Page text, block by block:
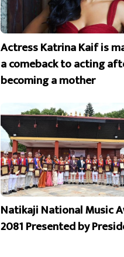
Actress Katrina Kaif is
a comeback to acting
becoming a mother
Natikaji National Music
2081 Presented by